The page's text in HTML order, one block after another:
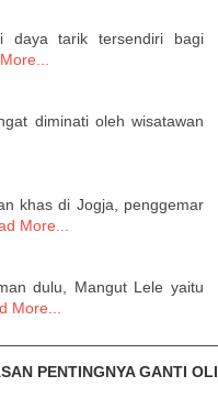
daya tarik tersendiri bagi
diminati oleh wisatawan
khas di Jogja, penggemar
More...
dulu, Mangut Lele yaitu
More...
PENTINGNYA GANTI OLI